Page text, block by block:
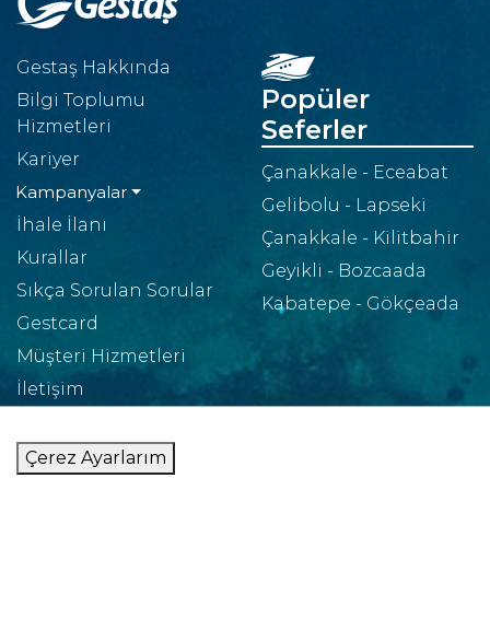
Gestaş Hakkında
Bilgi Toplumu
Hizmetleri
Kariyer
Kampanyalar
İhale İlanı
Kurallar
Sıkça Sorulan Sorular
Gestcard
Müşteri Hizmetleri
İletişim
Çerez Ayarlarım
Popüler
Seferler
Çanakkale - Eceabat
Gelibolu - Lapseki
Çanakkale - Kilitbahir
Geyikli - Bozcaada
Kabatepe - Gökçeada